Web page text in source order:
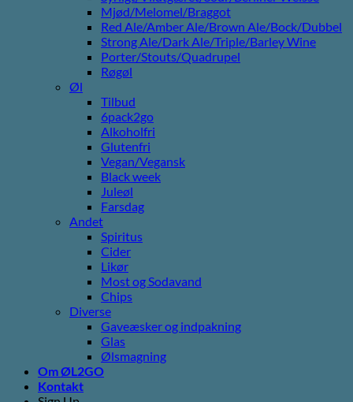
Mjød/Melomel/Braggot
Red Ale/Amber Ale/Brown Ale/Bock/Dubbel
Strong Ale/Dark Ale/Triple/Barley Wine
Porter/Stouts/Quadrupel
Røgøl
Øl
Tilbud
6pack2go
Alkoholfri
Glutenfri
Vegan/Vegansk
Black week
Juleøl
Farsdag
Andet
Spiritus
Cider
Likør
Most og Sodavand
Chips
Diverse
Gaveæsker og indpakning
Glas
Ølsmagning
Om ØL2GO
Kontakt